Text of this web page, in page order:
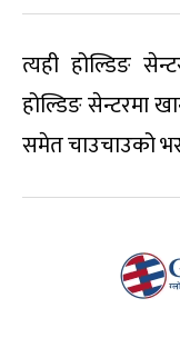
त्यही होल्डिङ
होल्डिङ सेन्टरमा
समेत चाउचाउको